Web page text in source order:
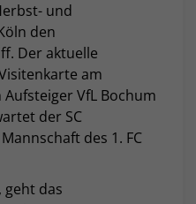
und
den
Der aktuelle
am
VfL Bochum
der SC
des 1. FC
geht das